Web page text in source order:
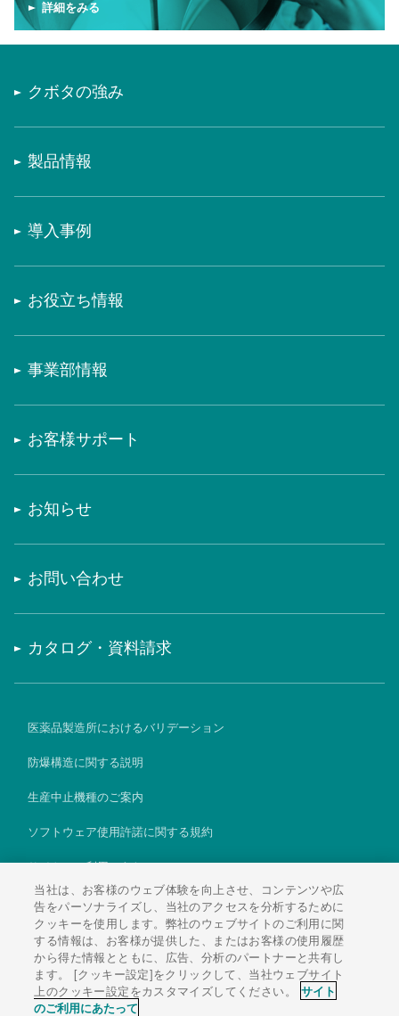
詳細をみる
クボタの強み
製品情報
導入事例
お役立ち情報
事業部情報
お客様サポート
お知らせ
お問い合わせ
カタログ・資料請求
医薬品製造所におけるバリデーション
防爆構造に関する説明
生産中止機種のご案内
ソフトウェア使用許諾に関する規約
サイトのご利用にあたって
個人情報保護方針
Global
当社は、お客様のウェブ体験を向上させ、コンテンツや広
告をパーソナライズし、当社のアクセスを分析するために
クッキーを使用します。弊社のウェブサイトのご利用に関
する情報は、お客様が提供した、またはお客様の使用履歴
から得た情報とともに、広告、分析のパートナーと共有し
ます。 [クッキー設定]をクリックして、当社ウェブサイト
上のクッキー設定をカスタマイズしてください。
サイト
のご利用にあたって